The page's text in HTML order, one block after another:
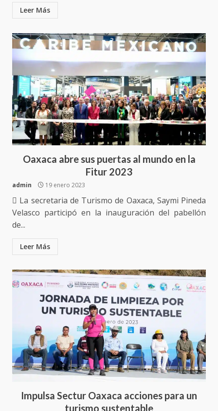
Leer Más
Oaxaca abre sus puertas al mundo en la
Fitur 2023
admin 19 enero 2023
 La secretaria de Turismo de Oaxaca, Saymi Pineda
Velasco participó en la inauguración del pabellón
de...
Leer Más
Impulsa Sectur Oaxaca acciones para un
turismo sustentable
Oaxaca
5 agosto 2026